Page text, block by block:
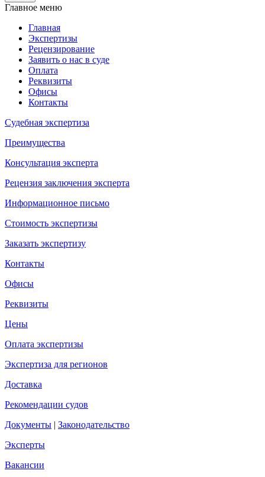
Главное меню
Главная
Экспертизы
Рецензирование
Заявить о нас в суде
Оплата
Реквизиты
Офисы
Контакты
Судебная экспертиза
Преимущества
Консультация эксперта
Рецензия заключения эксперта
Информационное письмо
Стоимость экспертизы
Заказать экспертизу
Контакты
Офисы
Реквизиты
Цены
Оплата экспертизы
Экспертиза для регионов
Доставка
Рекомендации судов
Документы | Законодательство
Эксперты
Вакансии